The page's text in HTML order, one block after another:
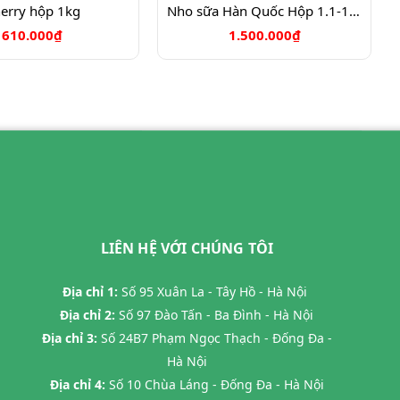
hộp 1kg
610.000₫
Nho sữa Hàn Quốc Hộp 1.1-1.3kg
1.500.000₫
LIÊN HỆ VỚI CHÚNG TÔI
Địa chỉ 1: Số 95 Xuân La - Tây Hồ - Hà Nội
Địa chỉ 2: Số 97 Đào Tấn - Ba Đình - Hà Nội
Địa chỉ 3: Số 24B7 Phạm Ngọc Thạch - Đống Đa -
Hà Nội
Địa chỉ 4: Số 10 Chùa Láng - Đống Đa - Hà Nội